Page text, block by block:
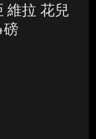
維拉 花兒
磅